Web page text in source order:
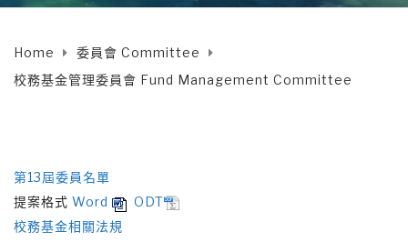
Home
委員會 Committee
校務基金管理委員會 Fund Management Committee
第13屆委員名單
提案格式 Word
ODT
校務基金相關法規